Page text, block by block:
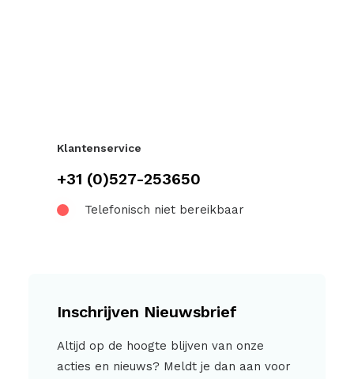
Klantenservice
+31 (0)527-253650
Telefonisch niet bereikbaar
Inschrijven Nieuwsbrief
Altijd op de hoogte blijven van onze
acties en nieuws? Meldt je dan aan voor